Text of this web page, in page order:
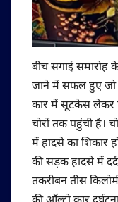
बीच सगाई
जाने में सफल हुए जो
कार में सूटकेस लेकर
चोरों तक पहुंची है।
में हादसे का शिकार
की सड़क हादसे में
तकरीबन तीस